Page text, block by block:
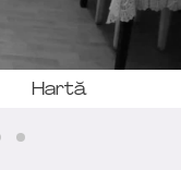
Hartă